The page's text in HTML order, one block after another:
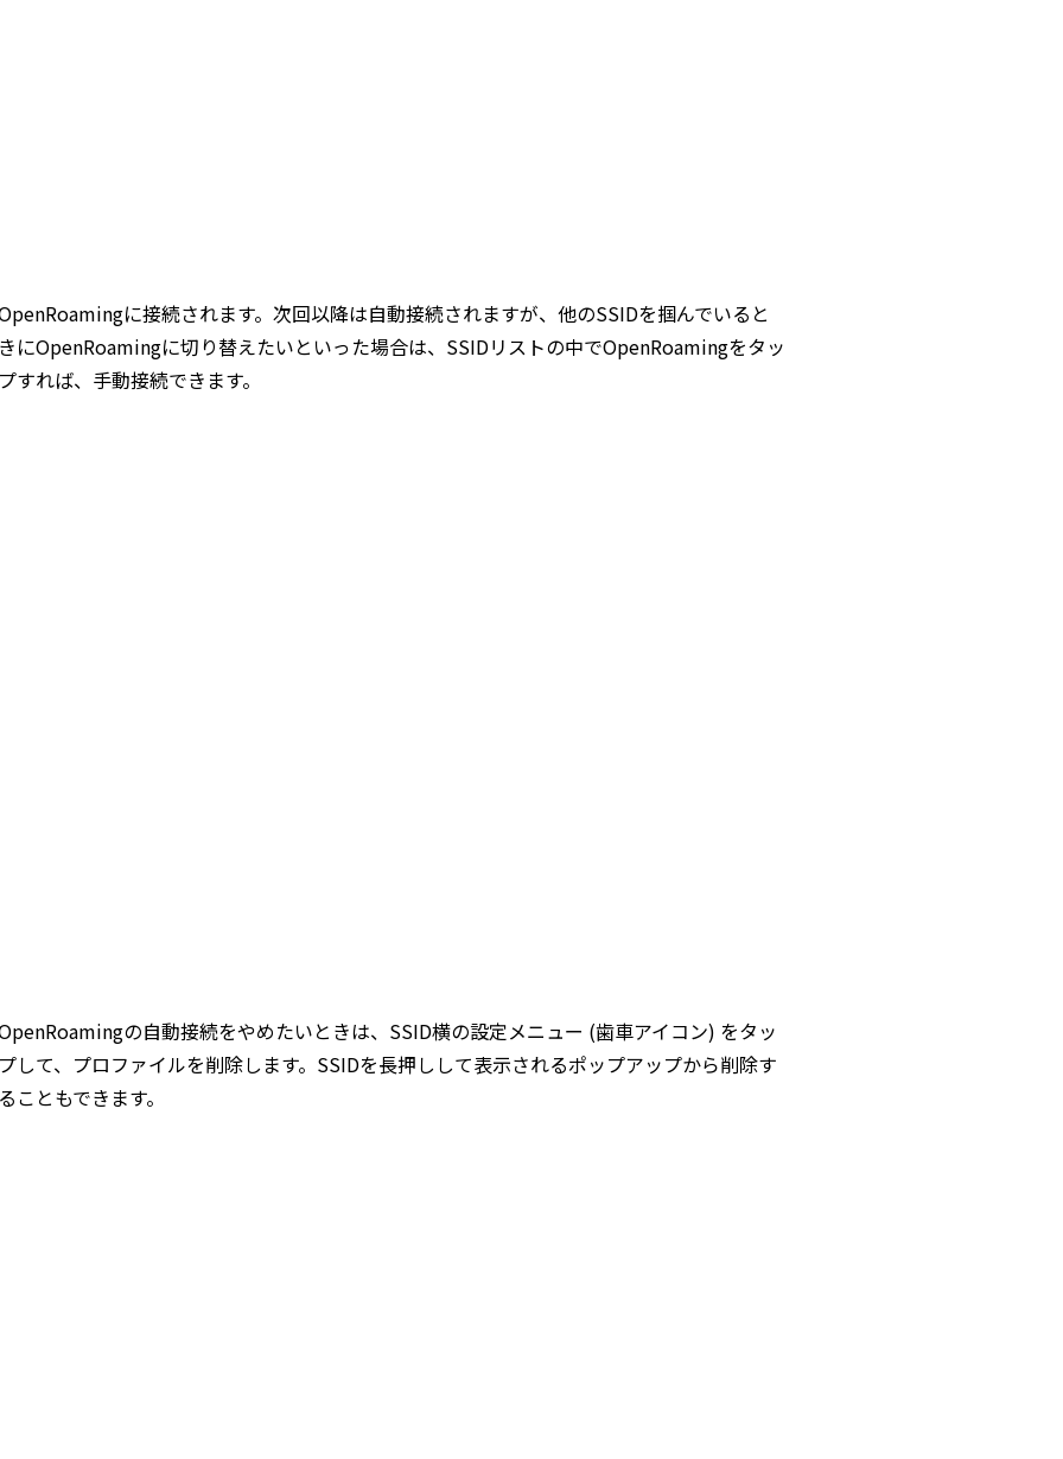
に接続されます。次回以降は自動接続されますが、他のSSIDを掴んでいると
にOpenRoamingに切り替えたいといった場合は、SSIDリストの中でOpenRoamingをタッ
すれば、手動接続できます。
の自動接続をやめたいときは、SSID横の設定メニュー (歯車アイコン) をタッ
して、プロファイルを削除します。SSIDを長押しして表示されるポップアップから削除す
こともできます。